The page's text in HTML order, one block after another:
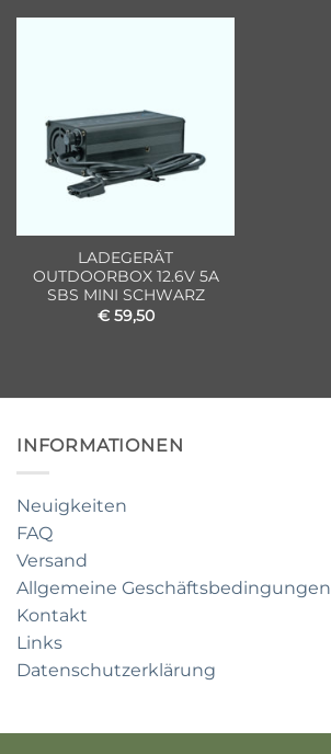
LADEGERÄT
OUTDOORBOX 12.6V 5A
SBS MINI SCHWARZ
€59,50
INFORMATIONEN
Neuigkeiten
FAQ
Versand
Allgemeine Geschäftsbedingungen
Kontakt
Links
Datenschutzerklärung